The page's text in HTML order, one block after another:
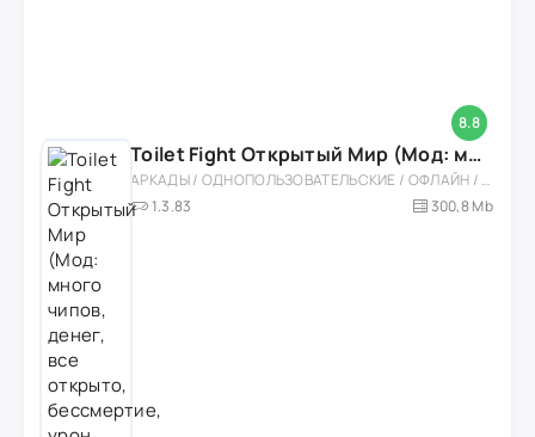
8.8
Toilet Fight Открытый Мир (Мод: много чипов, денег, все открыто, бессмертие, урон, 50+ читов)
АРКАДЫ / ОДНОПОЛЬЗОВАТЕЛЬСКИЕ / ОФЛАЙН / МОД / РОЛЕВЫЕ / ШУТЕРЫ / ОТКРЫТЫЙ МИР / ВСТРОЕННЫЙ КЕШ / 3D / ЭКШЕНЫ / ТУАЛЕТНЫЕ ВОЙНЫ / ДЛЯ ДЕТЕЙ
1.3.83
300,8 Mb